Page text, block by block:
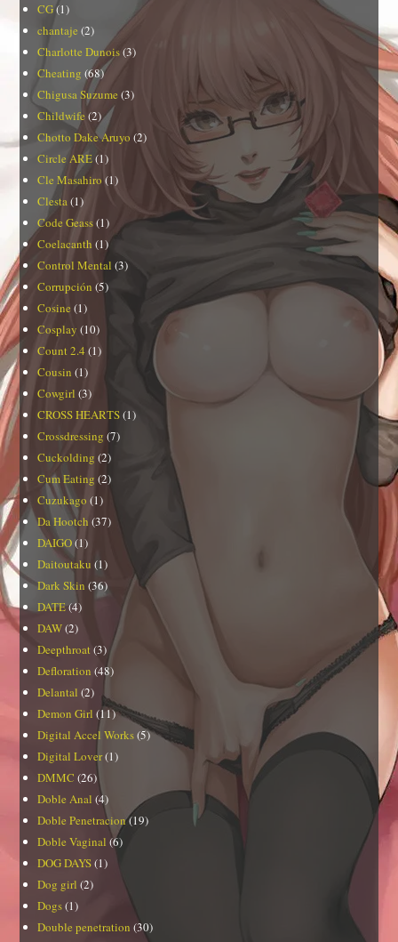
CG(1)
chantaje (2)
Charlotte Dunois(3)
Cheating (68)
Chigusa Suzume (3)
Childwife(2)
Chotto Dake Aruyo (2)
Circle ARE(1)
Cle Masahiro (1)
Clesta(1)
Code Geass(1)
Coelacanth (1)
Control Mental (3)
Corrupción (5)
Cosine(1)
Cosplay (10)
Count 2.4 (1)
Cousin (1)
Cowgirl (3)
CROSS HEARTS(1)
Crossdressing (7)
Cuckolding (2)
Cum Eating (2)
Cuzukago (1)
Da Hootch (37)
DAIGO(1)
Daitoutaku (1)
Dark Skin (36)
DATE(4)
DAW(2)
Deepthroat(3)
Defloration (48)
Delantal (2)
Demon Girl (11)
Digital Accel Works(5)
Digital Lover(1)
DMMC (26)
Doble Anal (4)
Doble Penetracion(19)
Doble Vaginal (6)
DOG DAYS(1)
Dog girl (2)
Dogs(1)
Double penetration (30)